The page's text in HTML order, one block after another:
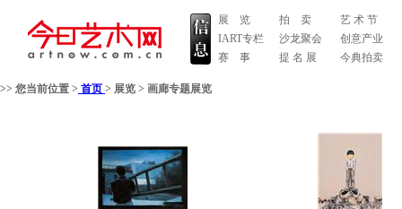
展 览
IART专栏
赛 事
拍 卖
沙龙聚会
提 名 展
艺 术 节
创意产业
今典拍卖
>> 您当前位置 > 首页 > 展览 > 画廊专题展览